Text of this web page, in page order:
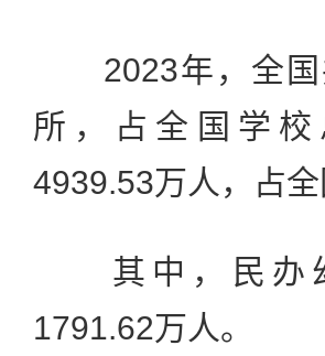
2023年，全国
所，占全国学校
4939.53万人，占
其中，民办幼
1791.62万人。